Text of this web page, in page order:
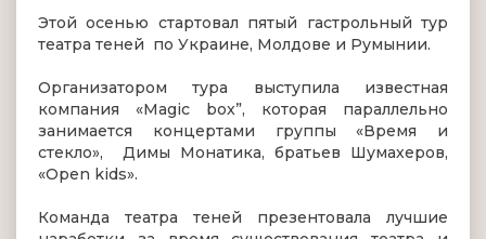
Этой осенью стартовал пятый гастрольный тур
театра теней по Украине, Молдове и Румынии.
Организатором тура выступила известная
компания «Magic box”, которая параллельно
занимается концертами группы «Время и
стекло», Димы Монатика, братьев Шумахеров,
«Open kids».
Команда театра теней презентовала лучшие